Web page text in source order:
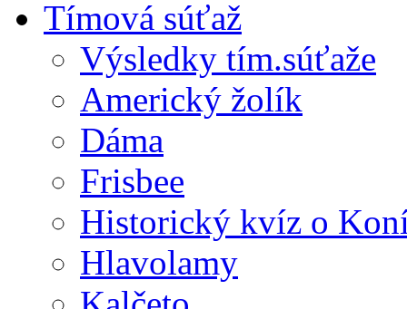
Tímová súťaž
Výsledky tím.súťaže
Americký žolík
Dáma
Frisbee
Historický kvíz o
Hlavolamy